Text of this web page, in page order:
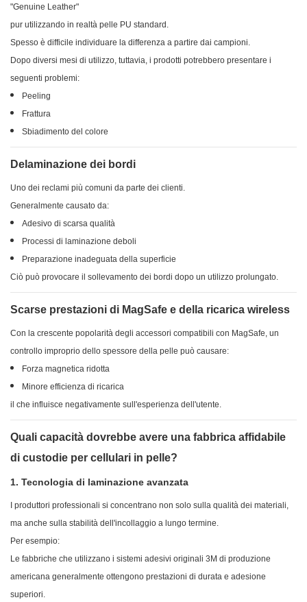
"Genuine Leather"
pur utilizzando in realtà pelle PU standard.
Spesso è difficile individuare la differenza a partire dai campioni.
Dopo diversi mesi di utilizzo, tuttavia, i prodotti potrebbero presentare i
seguenti problemi:
Peeling
Frattura
Sbiadimento del colore
Delaminazione dei bordi
Uno dei reclami più comuni da parte dei clienti.
Generalmente causato da:
Adesivo di scarsa qualità
Processi di laminazione deboli
Preparazione inadeguata della superficie
Ciò può provocare il sollevamento dei bordi dopo un utilizzo prolungato.
Scarse prestazioni di MagSafe e della ricarica wireless
Con la crescente popolarità degli accessori compatibili con MagSafe, un
controllo improprio dello spessore della pelle può causare:
Forza magnetica ridotta
Minore efficienza di ricarica
il che influisce negativamente sull'esperienza dell'utente.
Quali capacità dovrebbe avere una fabbrica affidabile
di custodie per cellulari in pelle?
1. Tecnologia di laminazione avanzata
I produttori professionali si concentrano non solo sulla qualità dei materiali,
ma anche sulla stabilità dell'incollaggio a lungo termine.
Per esempio:
Le fabbriche che utilizzano i sistemi adesivi originali 3M di produzione
americana generalmente ottengono prestazioni di durata e adesione
superiori.